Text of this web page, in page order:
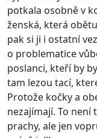
potkala osobně v
ženská, která
pak si ji i ostatní
o problematice
poslanci, kteří by
tam lezou tací,
Protože kočky a
nezajímají. To není
prachy, ale jen